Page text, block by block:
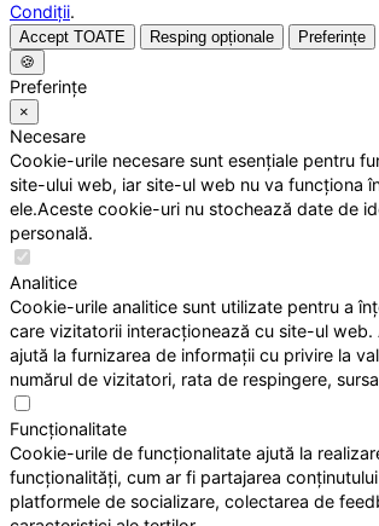
Condiții.
Accept TOATE Resping opționale
Preferințe
🍪
Preferințe
×
Necesare
Cookie-urile necesare sunt esențiale pentru
site-ului web, iar site-ul web nu va funcționa
ele.Aceste cookie-uri nu stochează date de
personală.
Analitice
Cookie-urile analitice sunt utilizate pentru a
care vizitatorii interacționează cu site-ul
ajută la furnizarea de informații cu privire la
numărul de vizitatori, rata de respingere,
Funcționalitate
Cookie-urile de funcționalitate ajută la
funcționalități, cum ar fi partajarea
platformele de socializare, colectarea de